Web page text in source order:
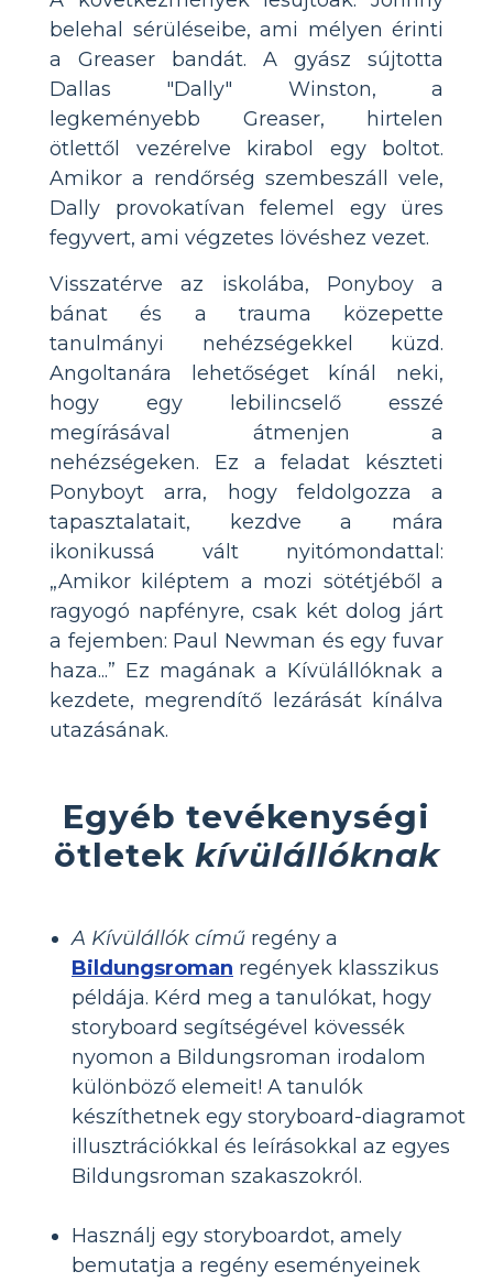
belehal sérüléseibe, ami mélyen érinti
a Greaser bandát. A gyász sújtotta
Dallas "Dally" Winston, a
legkeményebb Greaser, hirtelen
ötlettől vezérelve kirabol egy boltot.
Amikor a rendőrség szembeszáll vele,
Dally provokatívan felemel egy üres
fegyvert, ami végzetes lövéshez vezet.
Visszatérve az iskolába, Ponyboy a
bánat és a trauma közepette
tanulmányi nehézségekkel küzd.
Angoltanára lehetőséget kínál neki,
hogy egy lebilincselő esszé
megírásával átmenjen a
nehézségeken. Ez a feladat készteti
Ponyboyt arra, hogy feldolgozza a
tapasztalatait, kezdve a mára
ikonikussá vált nyitómondattal:
„Amikor kiléptem a mozi sötétjéből a
ragyogó napfényre, csak két dolog járt
a fejemben: Paul Newman és egy fuvar
haza...” Ez magának a Kívülállóknak a
kezdete, megrendítő lezárását kínálva
utazásának.
Egyéb tevékenységi
ötletek kívülállóknak
A Kívülállók című regény a
Bildungsroman regények klasszikus
példája. Kérd meg a tanulókat, hogy
storyboard segítségével kövessék
nyomon a Bildungsroman irodalom
különböző elemeit! A tanulók
készíthetnek egy storyboard-diagramot
illusztrációkkal és leírásokkal az egyes
Bildungsroman szakaszokról.
Használj egy storyboardot, amely
bemutatja a regény eseményeinek